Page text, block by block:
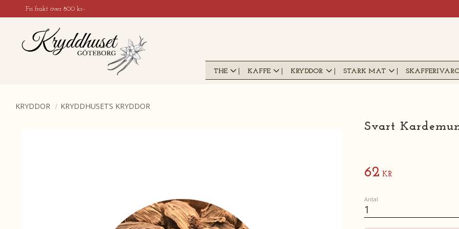
Fri frakt över 800 kr:-
THE KAFFE KRYDDOR STARK MAT
KRYDDOR KRYDDHUSETS KRYDDOR
Svart
62 KR
Antal